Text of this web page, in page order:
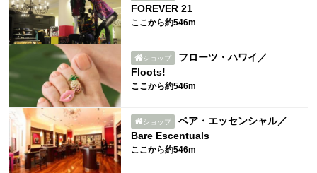
FOREVER 21
ここから約546m
ショップ
フローツ・ハワイ／
Floots!
ここから約546m
ショップ
ベア・エッセンシャル／
Bare Escentuals
ここから約546m